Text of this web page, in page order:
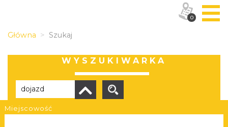
Główna Szukaj
WYSZUKIWARKA
Miejscowość
0